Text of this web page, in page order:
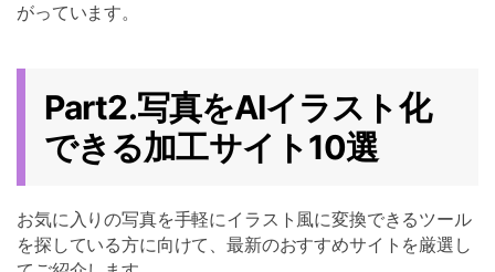
がっています。
Part2.写真をAIイラスト化
できる加工サイト10選
お気に入りの写真を手軽にイラスト風に変換できるツール
を探している方に向けて、最新のおすすめサイトを厳選し